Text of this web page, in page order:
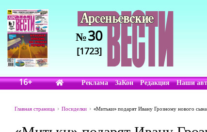
№30
[1723]
16+ Реклама ЗаКон Редакция Наши
Главная страница Посиделки «Митьки» подарят Ивану Грозному нового сына